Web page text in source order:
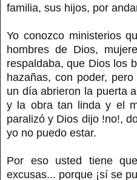
familia, sus hijos, por
Yo conozco ministerios
hombres de Dios,
respaldaba, que Dios los
hazañas, con poder,
un día abrieron la puerta
y la obra tan linda y el
paralizó y Dios dijo !no!,
yo no puedo estar.
Por eso usted tiene
excusas... porque ¡sí se